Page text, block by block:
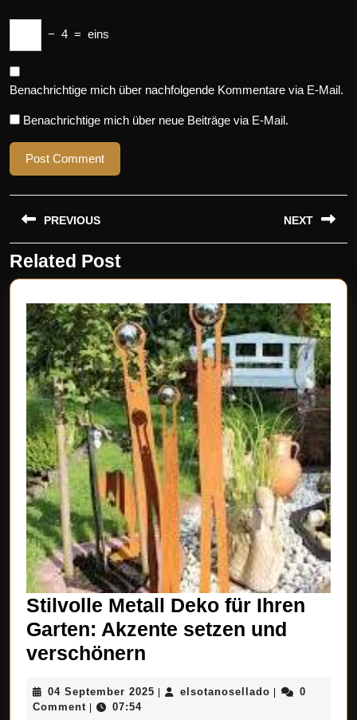
− 4 = eins
Benachrichtige mich über nachfolgende Kommentare via E-Mail.
Benachrichtige mich über neue Beiträge via E-Mail.
Beitragsnavigation
PREVIOUS
Previous
post:
NEXT
post:
Related Post
Stilvolle Metall Deko für Ihren
Garten: Akzente setzen und
verschönern
Deko
04 September 2025 04
| elsotanosellado |
0
Comment | 07:54